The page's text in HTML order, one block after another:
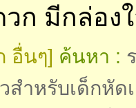
ก มีกล่อง
อื่นๆ] ค้นหา :
สำหรับเด็กหัด